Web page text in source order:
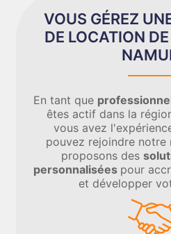
VOUS GÉREZ
DE LOCATION
En tant que
êtes actif dans la
vous avez
pouvez rejoindre notre
proposons des
personnalisées pour
et développer